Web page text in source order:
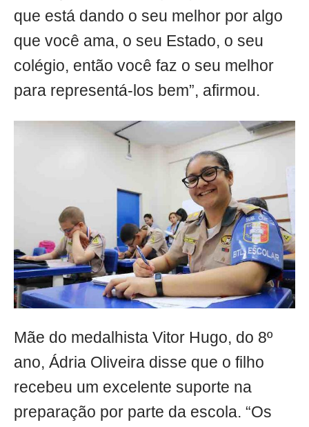
que está dando o seu melhor por algo
que você ama, o seu Estado, o seu
colégio, então você faz o seu melhor
para representá-los bem”, afirmou.
Mãe do medalhista Vitor Hugo, do 8º
ano, Ádria Oliveira disse que o filho
recebeu um excelente suporte na
preparação por parte da escola. “Os